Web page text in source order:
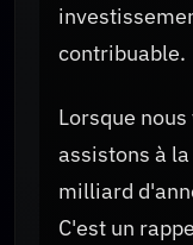
contribuable.
Lorsque
assistons à
milliard
C'est un